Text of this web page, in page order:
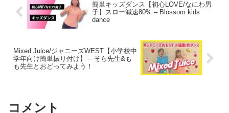
簡単キッズダンス【初心LOVE/なにわ男
子】スロー減速80% – Blossom kids
dance
Mixed Juice/ジャニーズWEST【小学校中
学年向け簡単振り付け】 – そら先生&も
も先生とおどってみよう！
コメント